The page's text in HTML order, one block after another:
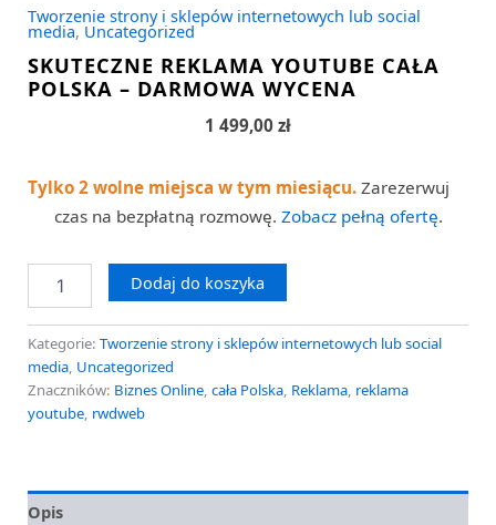
Tworzenie strony i sklepów internetowych lub social
media, Uncategorized
SKUTECZNE REKLAMA YOUTUBE CAŁA
POLSKA – DARMOWA WYCENA
1 499,00 zł
Tylko 2 wolne miejsca w tym miesiącu. Zarezerwuj
czas na bezpłatną rozmowę. Zobacz pełną ofertę.
Dodaj do koszyka
Kategorie: Tworzenie strony i sklepów internetowych lub social
media, Uncategorized
Znaczników: Biznes Online, cała Polska, Reklama, reklama
youtube, rwdweb
Opis